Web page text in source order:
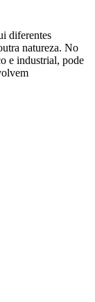
diferentes
natureza. No
e industrial, pode